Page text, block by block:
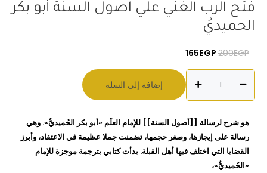
فتح الرب الغني علي اصول السنة أبو بكر
الحميديُ
200EGP السعر الأصلي هو: 200EGP.
165EGP السعر الحالي هو: 165EGP.
فتح
الرب
الغني
علي
اصول
السنة
إضافة إلى السلة
هو شرح لرسالة [[أصول السنة]] للإمام العلَم «أبو بكر الحُميديُّ». وهي
رسالة على إيجازها، وصغر حجمها، تضمنت جملا عظيمة في الاعتقاد، وأبرز
القضايا التي اختلف فيها أهل القبلة. بدأت كتابي بترجمة موجزة للإمام
«الحُميديُّ»،